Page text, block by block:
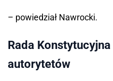
– powiedział Nawrocki.
Rada Konstytucyjna
autorytetów